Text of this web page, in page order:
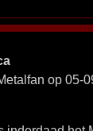
op 05-